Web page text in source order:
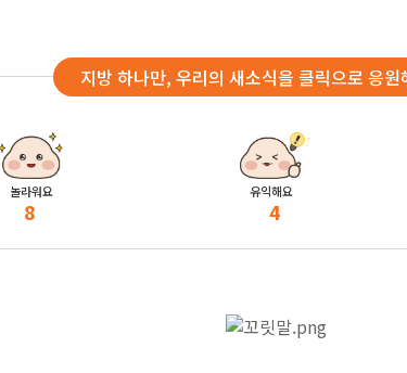
지방 하나만, 우리의 새소식을 클릭으로 응원
놀라워요
8
유익해요
4